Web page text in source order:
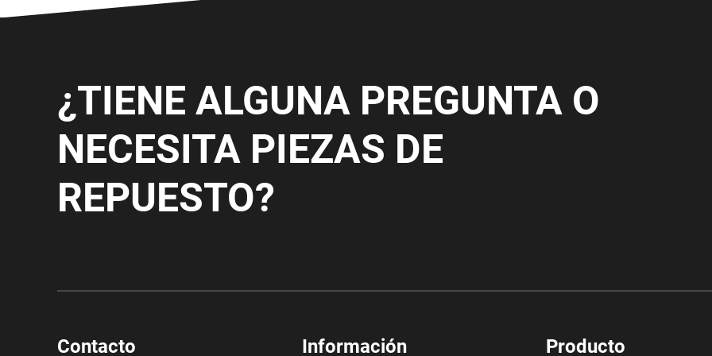
¿TIENE ALGUNA PREGUNTA O
NECESITA PIEZAS DE
REPUESTO?
Contacto Información Producto